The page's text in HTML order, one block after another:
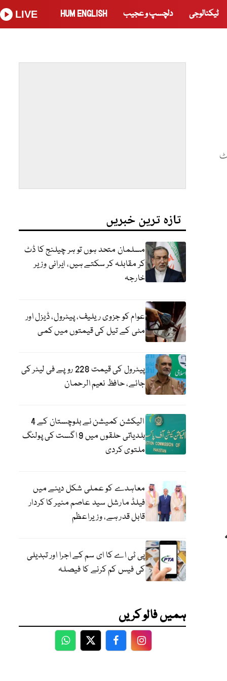
ٹیکنالوجی دلچسپ و عجیب HUM ENGLISH
LIVE
تازہ ترین خبریں
مسلمان متحد ہوں تو ہر چیلنج کا ڈٹ
کر مقابلہ کر سکتے ہیں، ایرانی وزیر
خارجہ
عوام کو جزوی ریلیف، پیٹرول، ڈیزل اور
مٹی کے تیل کی قیمتوں میں کمی
پیٹرول کی قیمت 228 روپے فی لیٹر کی
جائے، حافظ نعیم الرحمان
الیکشن کمیشن نے بلوچستان کے 4
بلدیاتی حلقوں میں 9 اگست کی پولنگ
ملتوی کردی
معاہدے کو عملی شکل دینے میں
فیلڈ مارشل سید عاصم منیر کا کردار
قابل قدر ہے، وزیراعظم
پی ٹی اے کا ای سم کے اجرا اور تبدیلی
کی فیس کم کرنے کا فیصلہ
ہمیں فالو کریں
WhatsApp
TwitterFacebookFacebook